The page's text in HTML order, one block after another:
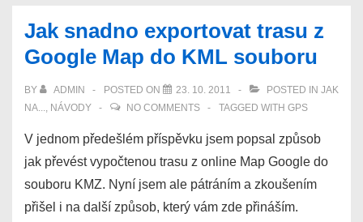
ML-
D2850B
(pro
Samsung)
Jak snadno exportovat trasu z
Google Map do KML souboru
BY ADMIN POSTED ON 23. 10. 2011 POSTED IN JAK
NA..., NÁVODY NO COMMENTS TAGGED WITH GPS
V jednom předešlém příspěvku jsem popsal způsob
jak převést vypočtenou trasu z online Map Google do
souboru KMZ. Nyní jsem ale pátráním a zkoušením
přišel i na další způsob, který vám zde přináším.